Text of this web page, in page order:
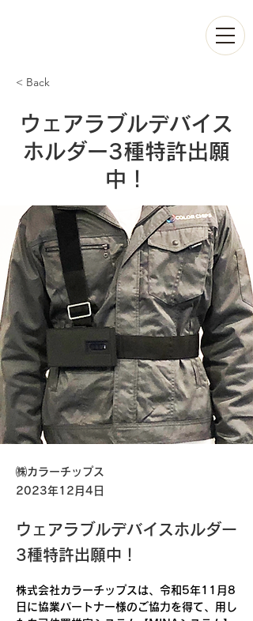
< Back
ウェアラブルデバイス
ホルダー3種特許出願
中！
㈱カラーチップス
2023年12月4日
ウェアラブルデバイスホルダー
3種特許出願中！
株式会社カラーチップスは、令和5年11月8
日に協業パートナー様のご協力を得て、用し